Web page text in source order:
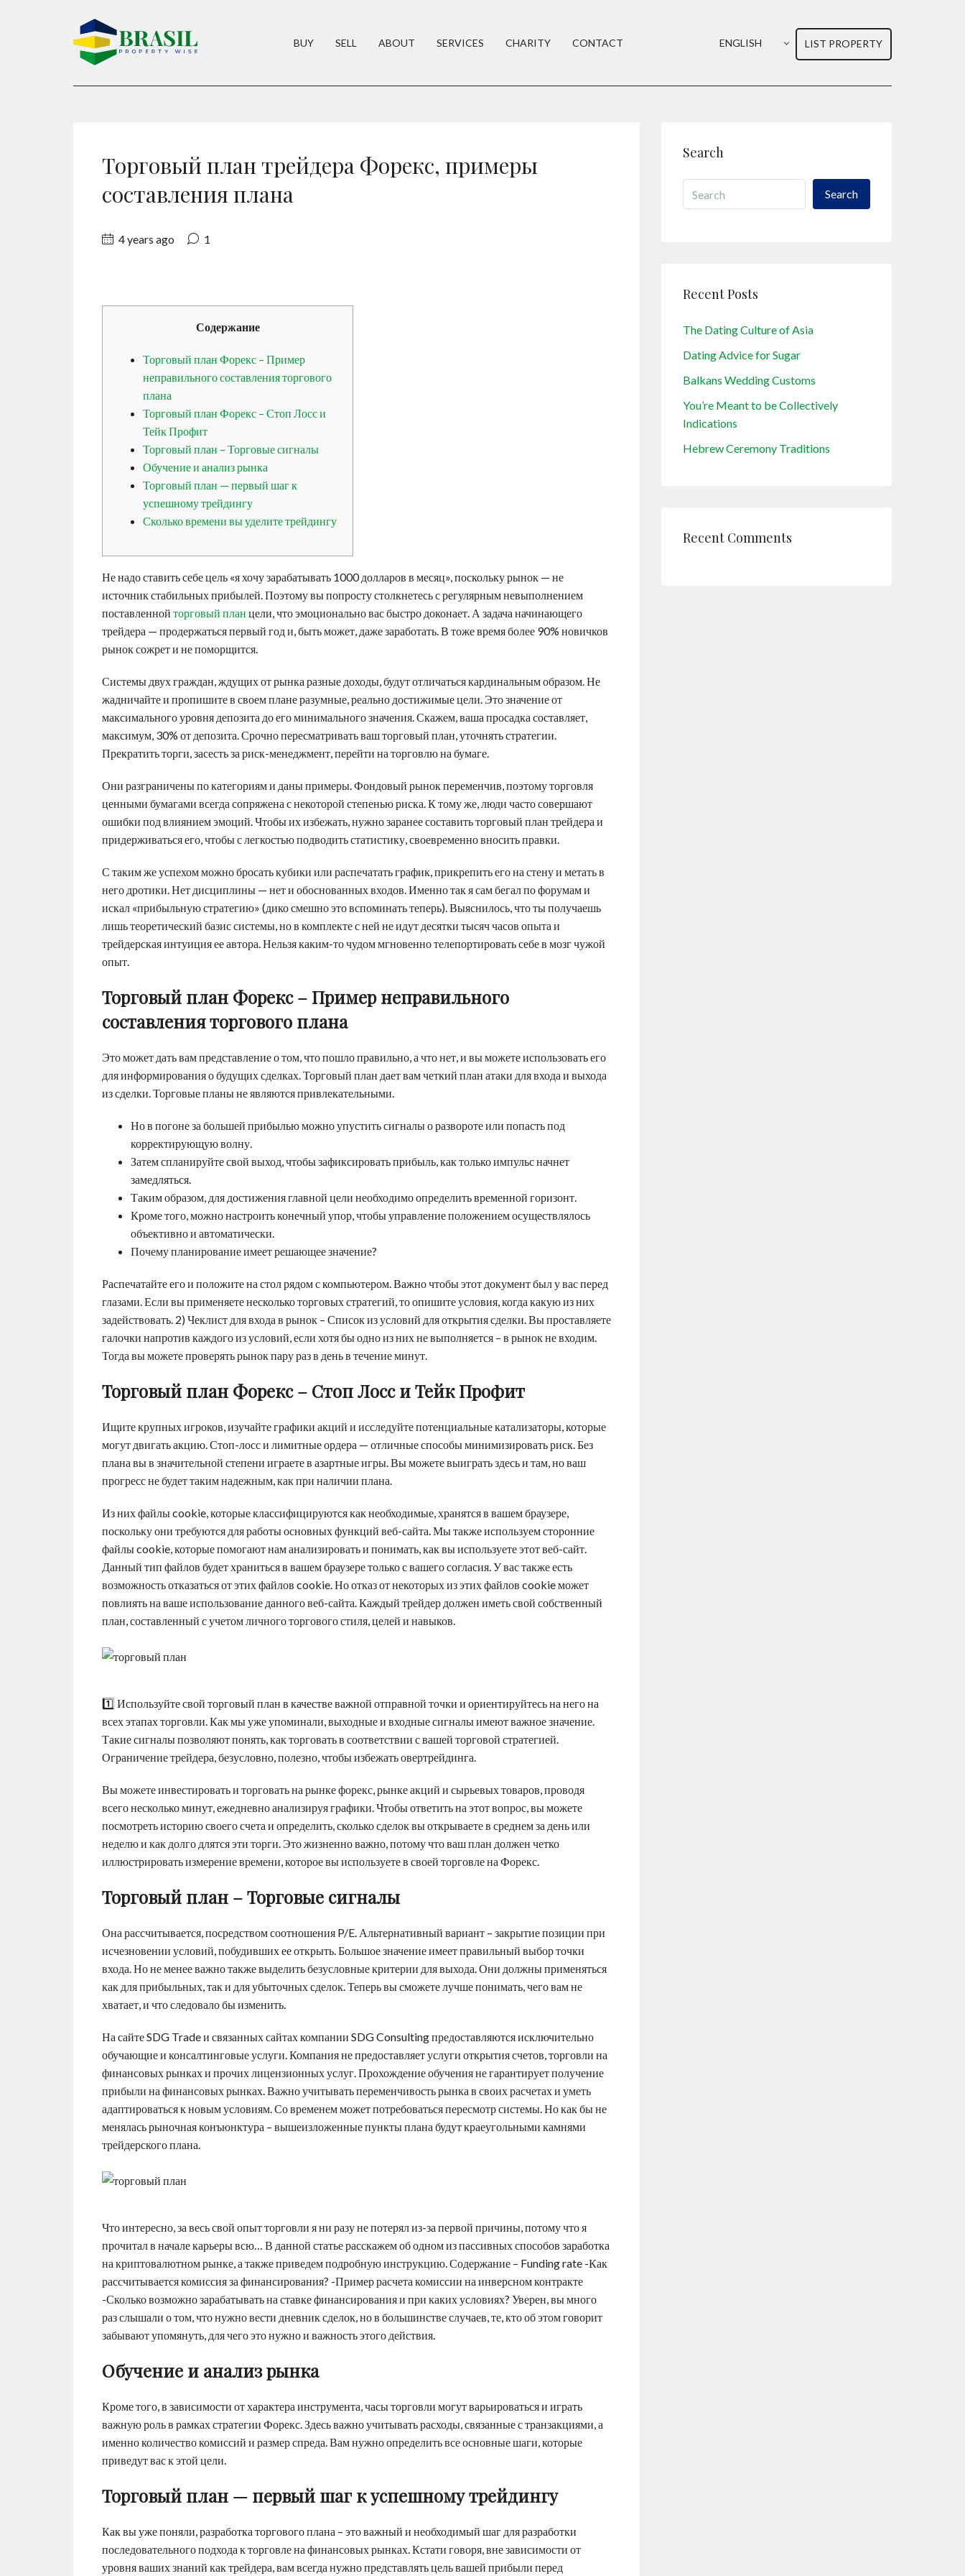
BUY SELL ABOUT SERVICES CHARITY CONTACT ENGLISH LIST PROPERTY
Торговый план трейдера Форекс, примеры
составления плана
4 years ago 1
Содержание
Торговый план Форекс – Пример
неправильного составления торгового
плана
Торговый план Форекс – Стоп Лосс и
Тейк Профит
Торговый план – Торговые сигналы
Обучение и анализ рынка
Торговый план — первый шаг к
успешному трейдингу
Сколько времени вы уделите трейдингу
Не надо ставить себе цель «я хочу зарабатывать 1000 долларов в месяц», поскольку рынок — не
источник стабильных прибылей. Поэтому вы попросту столкнетесь с регулярным невыполнением
поставленной торговый план цели, что эмоционально вас быстро доконает. А задача начинающего
трейдера — продержаться первый год и, быть может, даже заработать. В тоже время более 90% новичков
рынок сожрет и не поморщится.
Системы двух граждан, ждущих от рынка разные доходы, будут отличаться кардинальным образом. Не
жадничайте и пропишите в своем плане разумные, реально достижимые цели. Это значение от
максимального уровня депозита до его минимального значения. Скажем, ваша просадка составляет,
максимум, 30% от депозита. Срочно пересматривать ваш торговый план, уточнять стратегии.
Прекратить торги, засесть за риск-менеджмент, перейти на торговлю на бумаге.
Они разграничены по категориям и даны примеры. Фондовый рынок переменчив, поэтому торговля
ценными бумагами всегда сопряжена с некоторой степенью риска. К тому же, люди часто совершают
ошибки под влиянием эмоций. Чтобы их избежать, нужно заранее составить торговый план трейдера и
придерживаться его, чтобы с легкостью подводить статистику, своевременно вносить правки.
С таким же успехом можно бросать кубики или распечатать график, прикрепить его на стену и метать в
него дротики. Нет дисциплины — нет и обоснованных входов. Именно так я сам бегал по форумам и
искал «прибыльную стратегию» (дико смешно это вспоминать теперь). Выяснилось, что ты получаешь
лишь теоретический базис системы, но в комплекте с ней не идут десятки тысяч часов опыта и
трейдерская интуиция ее автора. Нельзя каким-то чудом мгновенно телепортировать себе в мозг чужой
опыт.
Торговый план Форекс – Пример неправильного
составления торгового плана
Это может дать вам представление о том, что пошло правильно, а что нет, и вы можете использовать его
для информирования о будущих сделках. Торговый план дает вам четкий план атаки для входа и выхода
из сделки. Торговые планы не являются привлекательными.
Но в погоне за большей прибылью можно упустить сигналы о развороте или попасть под
корректирующую волну.
Затем спланируйте свой выход, чтобы зафиксировать прибыль, как только импульс начнет
замедляться.
Таким образом, для достижения главной цели необходимо определить временной горизонт.
Кроме того, можно настроить конечный упор, чтобы управление положением осуществлялось
объективно и автоматически.
Почему планирование имеет решающее значение?
Распечатайте его и положите на стол рядом с компьютером. Важно чтобы этот документ был у вас перед
глазами. Если вы применяете несколько торговых стратегий, то опишите условия, когда какую из них
задействовать. 2) Чеклист для входа в рынок – Список из условий для открытия сделки. Вы проставляете
галочки напротив каждого из условий, если хотя бы одно из них не выполняется – в рынок не входим.
Тогда вы можете проверять рынок пару раз в день в течение минут.
Торговый план Форекс – Стоп Лосс и Тейк Профит
Ищите крупных игроков, изучайте графики акций и исследуйте потенциальные катализаторы, которые
могут двигать акцию. Стоп-лосс и лимитные ордера — отличные способы минимизировать риск. Без
плана вы в значительной степени играете в азартные игры. Вы можете выиграть здесь и там, но ваш
прогресс не будет таким надежным, как при наличии плана.
Из них файлы cookie, которые классифицируются как необходимые, хранятся в вашем браузере,
поскольку они требуются для работы основных функций веб-сайта. Мы также используем сторонние
файлы cookie, которые помогают нам анализировать и понимать, как вы используете этот веб-сайт.
Данный тип файлов будет храниться в вашем браузере только с вашего согласия. У вас также есть
возможность отказаться от этих файлов cookie. Но отказ от некоторых из этих файлов cookie может
повлиять на ваше использование данного веб-сайта. Каждый трейдер должен иметь свой собственный
план, составленный с учетом личного торгового стиля, целей и навыков.
1️⃣ Используйте свой торговый план в качестве важной отправной точки и ориентируйтесь на него на
всех этапах торговли. Как мы уже упоминали, выходные и входные сигналы имеют важное значение.
Такие сигналы позволяют понять, как торговать в соответствии с вашей торговой стратегией.
Ограничение трейдера, безусловно, полезно, чтобы избежать овертрейдинга.
Вы можете инвестировать и торговать на рынке форекс, рынке акций и сырьевых товаров, проводя
всего несколько минут, ежедневно анализируя графики. Чтобы ответить на этот вопрос, вы можете
посмотреть историю своего счета и определить, сколько сделок вы открываете в среднем за день или
неделю и как долго длятся эти торги. Это жизненно важно, потому что ваш план должен четко
иллюстрировать измерение времени, которое вы используете в своей торговле на Форекс.
Торговый план – Торговые сигналы
Она рассчитывается, посредством соотношения P/E. Альтернативный вариант – закрытие позиции при
исчезновении условий, побудивших ее открыть. Большое значение имеет правильный выбор точки
входа. Но не менее важно также выделить безусловные критерии для выхода. Они должны применяться
как для прибыльных, так и для убыточных сделок. Теперь вы сможете лучше понимать, чего вам не
хватает, и что следовало бы изменить.
На сайте SDG Trade и связанных сайтах компании SDG Consulting предоставляются исключительно
обучающие и консалтинговые услуги. Компания не предоставляет услуги открытия счетов, торговли на
финансовых рынках и прочих лицензионных услуг. Прохождение обучения не гарантирует получение
прибыли на финансовых рынках. Важно учитывать переменчивость рынка в своих расчетах и уметь
адаптироваться к новым условиям. Со временем может потребоваться пересмотр системы. Но как бы не
менялась рыночная конъюнктура – вышеизложенные пункты плана будут краеугольными камнями
трейдерского плана.
Что интересно, за весь свой опыт торговли я ни разу не потерял из-за первой причины, потому что я
прочитал в начале карьеры всю… В данной статье расскажем об одном из пассивных способов заработка
на криптовалютном рынке, а также приведем подробную инструкцию. Содержание – Funding rate -Как
рассчитывается комиссия за финансирования? -Пример расчета комиссии на инверсном контракте
-Сколько возможно зарабатывать на ставке финансирования и при каких условиях? Уверен, вы много
раз слышали о том, что нужно вести дневник сделок, но в большинстве случаев, те, кто об этом говорит
забывают упомянуть, для чего это нужно и важность этого действия.
Обучение и анализ рынка
Кроме того, в зависимости от характера инструмента, часы торговли могут варьироваться и играть
важную роль в рамках стратегии Форекс. Здесь важно учитывать расходы, связанные с транзакциями, а
именно количество комиссий и размер спреда. Вам нужно определить все основные шаги, которые
приведут вас к этой цели.
Торговый план — первый шаг к успешному трейдингу
Как вы уже поняли, разработка торгового плана – это важный и необходимый шаг для разработки
последовательного подхода к торговле на финансовых рынках. Кстати говоря, вне зависимости от
уровня ваших знаний как трейдера, вам всегда нужно представлять цель вашей прибыли перед
Search
Search
Recent Posts
The Dating Culture of Asia
Dating Advice for Sugar
Balkans Wedding Customs
You’re Meant to be Collectively
Indications
Hebrew Ceremony Traditions
Recent Comments